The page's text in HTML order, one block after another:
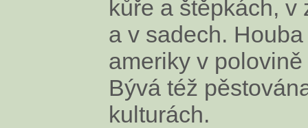
kůře a štěpkách, v
a v sadech.
ameriky v
Bývá též
kulturách.